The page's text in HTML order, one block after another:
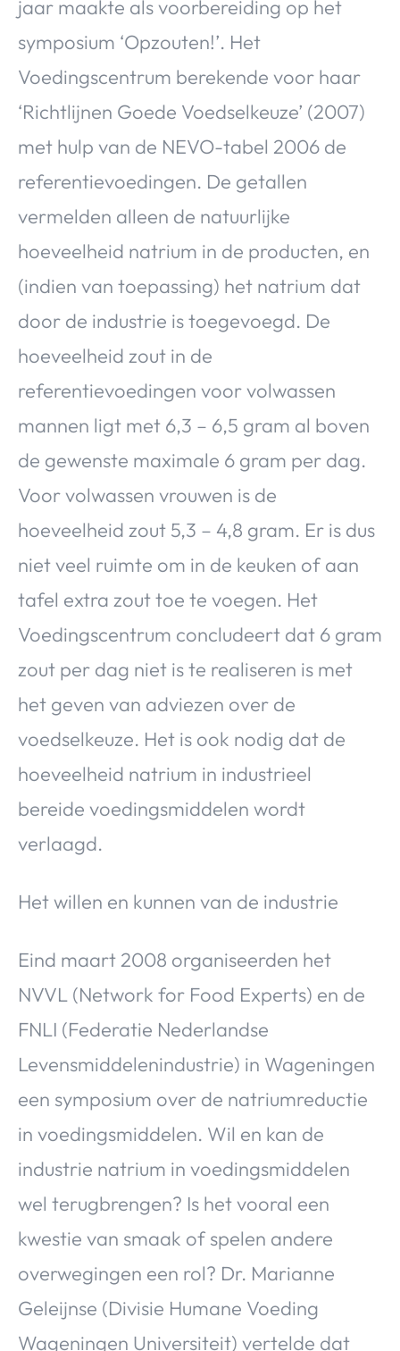
jaar maakte als voorbereiding op het
symposium ‘Opzouten!’. Het
Voedingscentrum berekende voor haar
‘Richtlijnen Goede Voedselkeuze’ (2007)
met hulp van de NEVO-tabel 2006 de
referentievoedingen. De getallen
vermelden alleen de natuurlijke
hoeveelheid natrium in de producten, en
(indien van toepassing) het natrium dat
door de industrie is toegevoegd. De
hoeveelheid zout in de
referentievoedingen voor volwassen
mannen ligt met 6,3 – 6,5 gram al boven
de gewenste maximale 6 gram per dag.
Voor volwassen vrouwen is de
hoeveelheid zout 5,3 – 4,8 gram. Er is dus
niet veel ruimte om in de keuken of aan
tafel extra zout toe te voegen. Het
Voedingscentrum concludeert dat 6 gram
zout per dag niet is te realiseren is met
het geven van adviezen over de
voedselkeuze. Het is ook nodig dat de
hoeveelheid natrium in industrieel
bereide voedingsmiddelen wordt
verlaagd.
Het willen en kunnen van de industrie
Eind maart 2008 organiseerden het
NVVL (Network for Food Experts) en de
FNLI (Federatie Nederlandse
Levensmiddelenindustrie) in Wageningen
een symposium over de natriumreductie
in voedingsmiddelen. Wil en kan de
industrie natrium in voedingsmiddelen
wel terugbrengen? Is het vooral een
kwestie van smaak of spelen andere
overwegingen een rol? Dr. Marianne
Geleijnse (Divisie Humane Voeding
Wageningen Universiteit) vertelde dat